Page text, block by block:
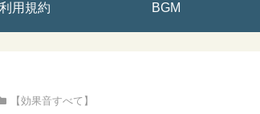
利用規約 BGM
【効果音すべて】